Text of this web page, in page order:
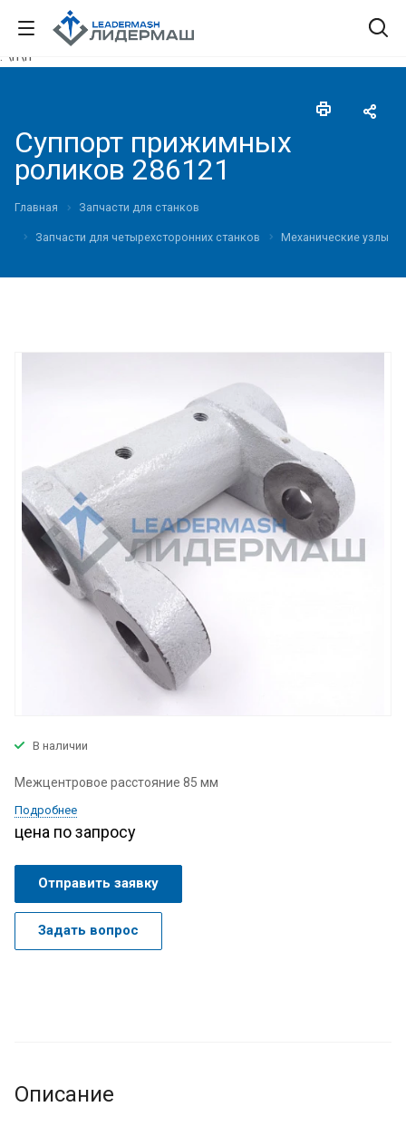
."\n \n"
Суппорт прижимных
роликов 286121
Главная Запчасти для станков
Запчасти для четырехсторонних станков Механические узлы
В наличии
Межцентровое расстояние 85 мм
Подробнее
цена по запросу
Отправить заявку
Задать вопрос
Описание